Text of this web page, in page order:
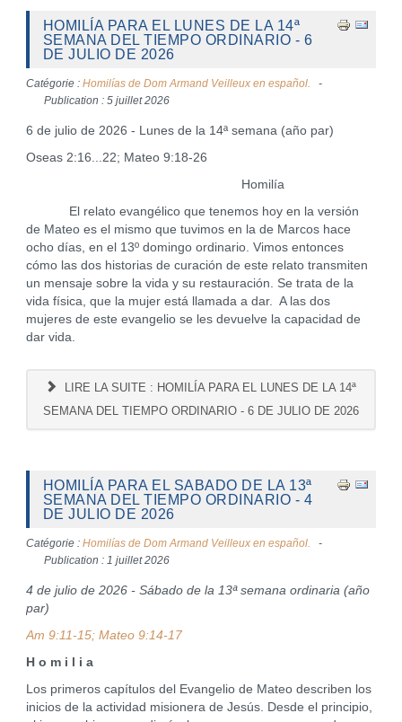
HOMILÍA PARA EL LUNES DE LA 14ª
SEMANA DEL TIEMPO ORDINARIO - 6
DE JULIO DE 2026
Catégorie : Homilías de Dom Armand Veilleux en español.
Publication : 5 juillet 2026
6 de julio de 2026 - Lunes de la 14ª semana (año par)
Oseas 2:16...22; Mateo 9:18-26
Homilía
El relato evangélico que tenemos hoy en la versión
de Mateo es el mismo que tuvimos en la de Marcos hace
ocho días, en el 13º domingo ordinario. Vimos entonces
cómo las dos historias de curación de este relato transmiten
un mensaje sobre la vida y su restauración. Se trata de la
vida física, que la mujer está llamada a dar. A las dos
mujeres de este evangelio se les devuelve la capacidad de
dar vida.
LIRE LA SUITE : HOMILÍA PARA EL LUNES DE LA 14ª
SEMANA DEL TIEMPO ORDINARIO - 6 DE JULIO DE 2026
HOMILÍA PARA EL SABADO DE LA 13ª
SEMANA DEL TIEMPO ORDINARIO - 4
DE JULIO DE 2026
Catégorie : Homilías de Dom Armand Veilleux en español.
Publication : 1 juillet 2026
4 de julio de 2026 - Sábado de la 13ª semana ordinaria (año
par)
Am 9:11-15; Mateo 9:14-17
H o m i l i a
Los primeros capítulos del Evangelio de Mateo describen los
inicios de la actividad misionera de Jesús. Desde el principio,